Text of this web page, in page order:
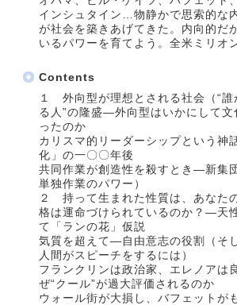
インシュタイン…物静かで思索的な
が社会を築きあげてきた。内向的だ
いるパワーを育てよう。全米ミリオ
Contents
１ 外向型が理想とされる社会（“誰
る人”の隆盛―外向型はいかにして文
ったのか
カリスマ的リーダーシップという神
化」の一〇〇年後
共同作業が創造性を殺すとき―新集
単独作業のパワー）
２ 持って生まれた性質は、あなた
格は運命づけられているのか？―天
て「ランの花」仮説
気質を超えて―自由意志の役割（そ
人間がスピーチをするには）
フランクリンは政治家、エレノアは
ぜ“クール”が過大評価されるのか
ウォール街が大損し、バフェットが